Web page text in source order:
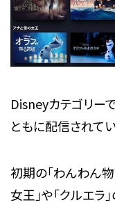
Disneyカテゴリー
ともに配信されてい
初期の「わんわん物
女王」や「クルエ